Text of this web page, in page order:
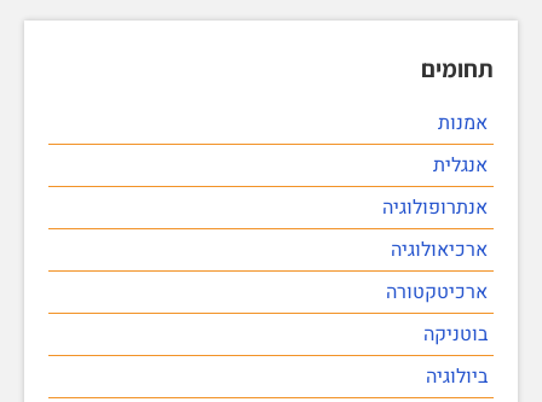
תחומים
אמנות
אנגלית
אנתרופולוגיה
ארכיאולוגיה
ארכיטקטורה
בוטניקה
ביולוגיה